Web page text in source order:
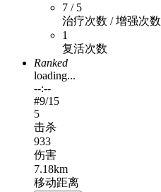
7 / 5
治疗次数 / 增强次数
1
复活次数
Ranked
loading...
--:--
#9/15
5
击杀
933
伤害
7.18km
移动距离